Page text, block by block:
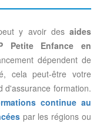
y avoir des aides
Petite Enfance en
dépendent de
cela peut-être votre
d'assurance formation.
continue au
par les régions ou